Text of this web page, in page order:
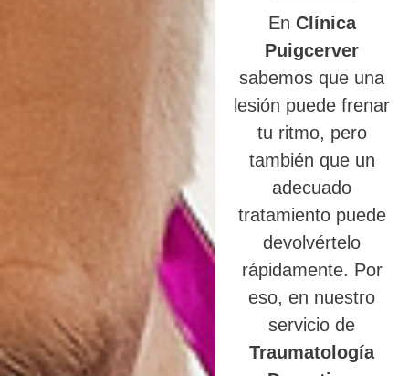
En Clínica
Puigcerver
sabemos que una
lesión puede frenar
tu ritmo, pero
también que un
adecuado
tratamiento puede
devolvértelo
rápidamente. Por
eso, en nuestro
servicio de
Traumatología